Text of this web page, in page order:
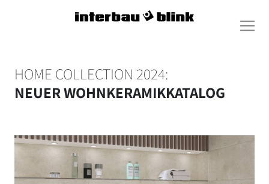
HOME COLLECTION 2024:
NEUER WOHNKERAMIKKATALOG